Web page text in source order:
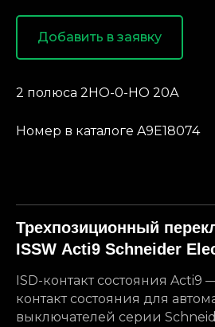
Добавить в заявку
2 полюса 2НО-0-НО 20А
Номер в каталоге A9E18074
Трехпозиционный
ISSW Acti9 Schneider
ISD-контакт состояния
контакт состояния для
выключателей серии